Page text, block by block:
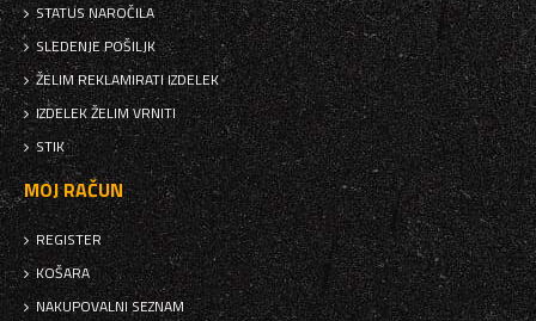
STATUS NAROČILA
SLEDENJE POŠILJK
ŽELIM REKLAMIRATI IZDELEK
IZDELEK ŽELIM VRNITI
STIK
MOJ RAČUN
REGISTER
KOŠARA
NAKUPOVALNI SEZNAM